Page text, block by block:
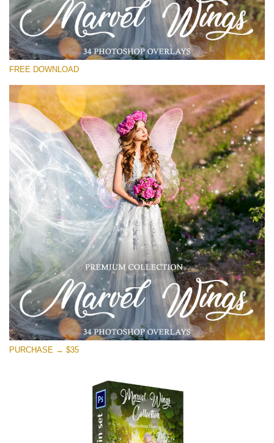
Small 800*533px
Marvel Wings
(34 Overlays)
Fairy Tale (344 Overlays)
Large 6000*4000px
Entire Collection
(1783 Overlays)
Large 6000*4000px
Kostenloser Download
FREE DOWNLOAD
PURCHASE → $35